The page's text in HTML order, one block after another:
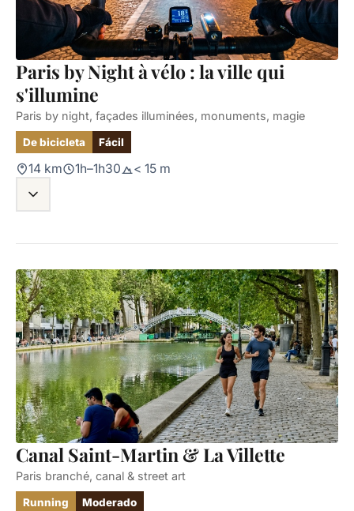
Paris by Night à vélo : la ville qui
s'illumine
Paris by night, façades illuminées, monuments, magie
De bicicleta Fácil
14 km 1h–1h30 < 15 m
Canal Saint-Martin & La Villette
Paris branché, canal & street art
Running Moderado